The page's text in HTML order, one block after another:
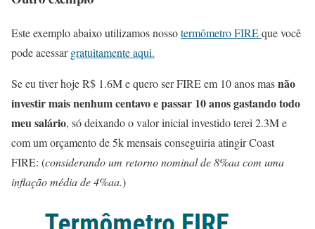
Este exemplo abaixo utilizamos nossotermômetro FIREque você
pode acessargratuitamente aqui.
Se eu tiver hoje R$ 1.6M e quero ser FIRE em 10 anos masnão
investir mais nenhum centavo e passar 10 anos gastando todo
meu salário, só deixando o valor inicial investido terei 2.3M e
com um orçamento de 5k mensais conseguiria atingir Coast
FIRE: (considerando um retorno nominal de 8%aa com uma
inflação média de 4%aa.)